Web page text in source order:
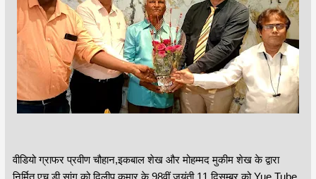
वीडियो ग्राफर प्रवीण चौहान,इकबाल शेख और मोहम्मद मुकीम शेख के द्वारा
निर्मित एच डी सांग को दिलीप कुमार के 98वीं जयंती 11 दिसम्बर को Yue Tube